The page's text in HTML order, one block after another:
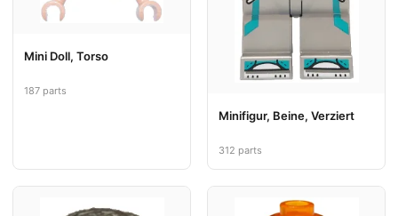
Mini Doll, Torso
187 parts
Minifigur, Beine, Verziert
312 parts